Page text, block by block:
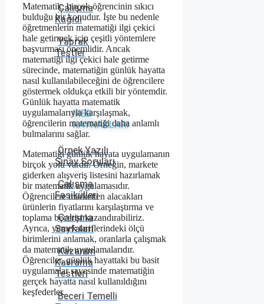
Çalışma
Kağıdı
Yaprak
Testler
MEB
KAYNAKLARI
Örnek Yazılı
Sınav Soruları
Çalışma
Fasikülleri
Çalışma
Sayfaları
Kazanım
Kavrama
Testleri
Beceri Temelli
Matematik, birçok öğrencinin sıkıcı
bulduğu bir konudur. İşte bu nedenle
öğretmenlerin matematiği ilgi çekici
hale getirmek için çeşitli yöntemlere
başvurması önemlidir. Ancak
matematiği ilgi çekici hale getirme
sürecinde, matematiğin günlük hayatta
nasıl kullanılabileceğini de öğrencilere
göstermek oldukça etkili bir yöntemdir.
Günlük hayatta matematik
uygulamalarıyla karşılaşmak,
öğrencilerin matematiği daha anlamlı
bulmalarını sağlar.
Matematiği günlük hayata uygulamanın
birçok yolu vardır. Örneğin, markete
giderken alışveriş listesini hazırlamak
bir matematik uygulamasıdır.
Öğrencilere marketten alacakları
ürünlerin fiyatlarını karşılaştırma ve
toplama becerisi kazandırabiliriz.
Ayrıca, yemek tariflerindeki ölçü
birimlerini anlamak, oranlarla çalışmak
da matematik uygulamalarıdır.
Öğrenciler, günlük hayattaki bu basit
uygulamalar sayesinde matematiğin
gerçek hayatta nasıl kullanıldığını
keşfederler.